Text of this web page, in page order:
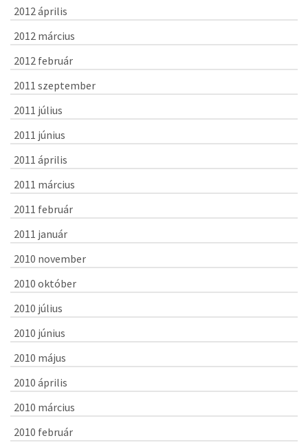
2012 április
2012 március
2012 február
2011 szeptember
2011 július
2011 június
2011 április
2011 március
2011 február
2011 január
2010 november
2010 október
2010 július
2010 június
2010 május
2010 április
2010 március
2010 február